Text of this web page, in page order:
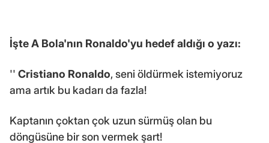
İşte A Bola'nın Ronaldo'yu hedef aldığı o yazı:
'' Cristiano Ronaldo, seni öldürmek istemiyoruz
ama artık bu kadarı da fazla!
Kaptanın çoktan çok uzun sürmüş olan bu
döngüsüne bir son vermek şart!